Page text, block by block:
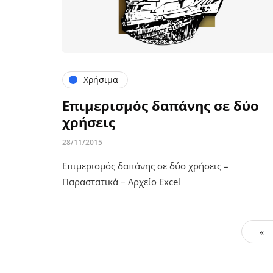
Χρήσιμα
Επιμερισμός δαπάνης σε δύο
χρήσεις
28/11/2015
Επιμερισμός δαπάνης σε δύο χρήσεις –
Παραστατικά – Αρχείο Excel
«